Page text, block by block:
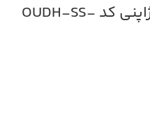
رله 48V مینیاتوری 4 پایه ژاپنی کد OUDH-SS-